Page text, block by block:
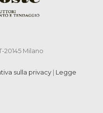
20145 Milano
sulla privacy | Legge